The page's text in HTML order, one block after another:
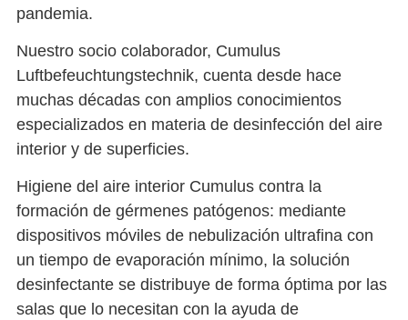
pandemia.
Nuestro socio colaborador, Cumulus
Luftbefeuchtungstechnik, cuenta desde hace
muchas décadas con amplios conocimientos
especializados en materia de desinfección del aire
interior y de superficies.
Higiene del aire interior Cumulus contra la
formación de gérmenes patógenos: mediante
dispositivos móviles de nebulización ultrafina con
un tiempo de evaporación mínimo, la solución
desinfectante se distribuye de forma óptima por las
salas que lo necesitan con la ayuda de